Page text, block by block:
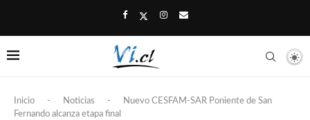
Inicio - Noticias -
Nuevo CESFAM-SAR Poniente de San
Fernando alcanza etapa final